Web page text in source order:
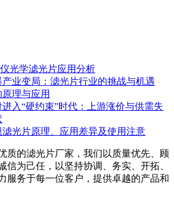
光学滤光片应用分析
业变局：滤光片行业的挑战与机遇
理与应用
入“硬约束”时代：上游涨价与供需失
光片原理、应用差异及使用注意
质的滤光片厂家，我们以质量优先、顾
信为己任，以坚持协调、务实、开拓、
服务于每一位客户，提供卓越的产品和